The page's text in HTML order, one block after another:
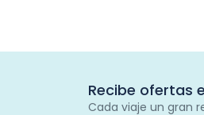
Recibe ofertas
Cada viaje un gran